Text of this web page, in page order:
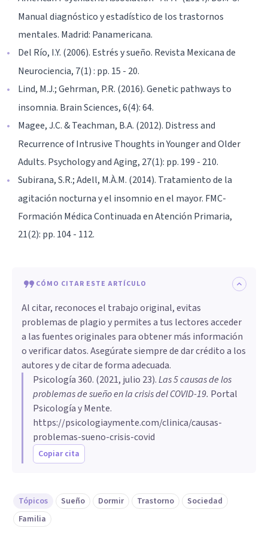
Manual diagnóstico y estadístico de los trastornos
mentales. Madrid: Panamericana.
Del Río, I.Y. (2006). Estrés y sueño. Revista Mexicana de
Neurociencia, 7(1) : pp. 15 - 20.
Lind, M.J.; Gehrman, P.R. (2016). Genetic pathways to
insomnia. Brain Sciences, 6(4): 64.
Magee, J.C. & Teachman, B.A. (2012). Distress and
Recurrence of Intrusive Thoughts in Younger and Older
Adults. Psychology and Aging, 27(1): pp. 199 - 210.
Subirana, S.R.; Adell, M.À.M. (2014). Tratamiento de la
agitación nocturna y el insomnio en el mayor. FMC-
Formación Médica Continuada en Atención Primaria,
21(2): pp. 104 - 112.
CÓMO CITAR ESTE ARTÍCULO
Al citar, reconoces el trabajo original, evitas
problemas de plagio y permites a tus lectores acceder
a las fuentes originales para obtener más información
o verificar datos. Asegúrate siempre de dar crédito a los
autores y de citar de forma adecuada.
Psicología 360. (2021, julio 23).Las 5 causas de los
problemas de sueño en la crisis del COVID-19. Portal
Psicología y Mente.
https://psicologiaymente.com/clinica/causas-
problemas-sueno-crisis-covid
Copiar cita
Tópicos Sueño Dormir Trastorno
Sociedad
Familia